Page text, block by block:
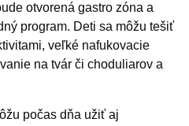
otvorená gastro zóna a
program. Deti sa môžu tešiť
veľké nafukovacie
na tvár či choduliarov a
počas dňa užiť aj